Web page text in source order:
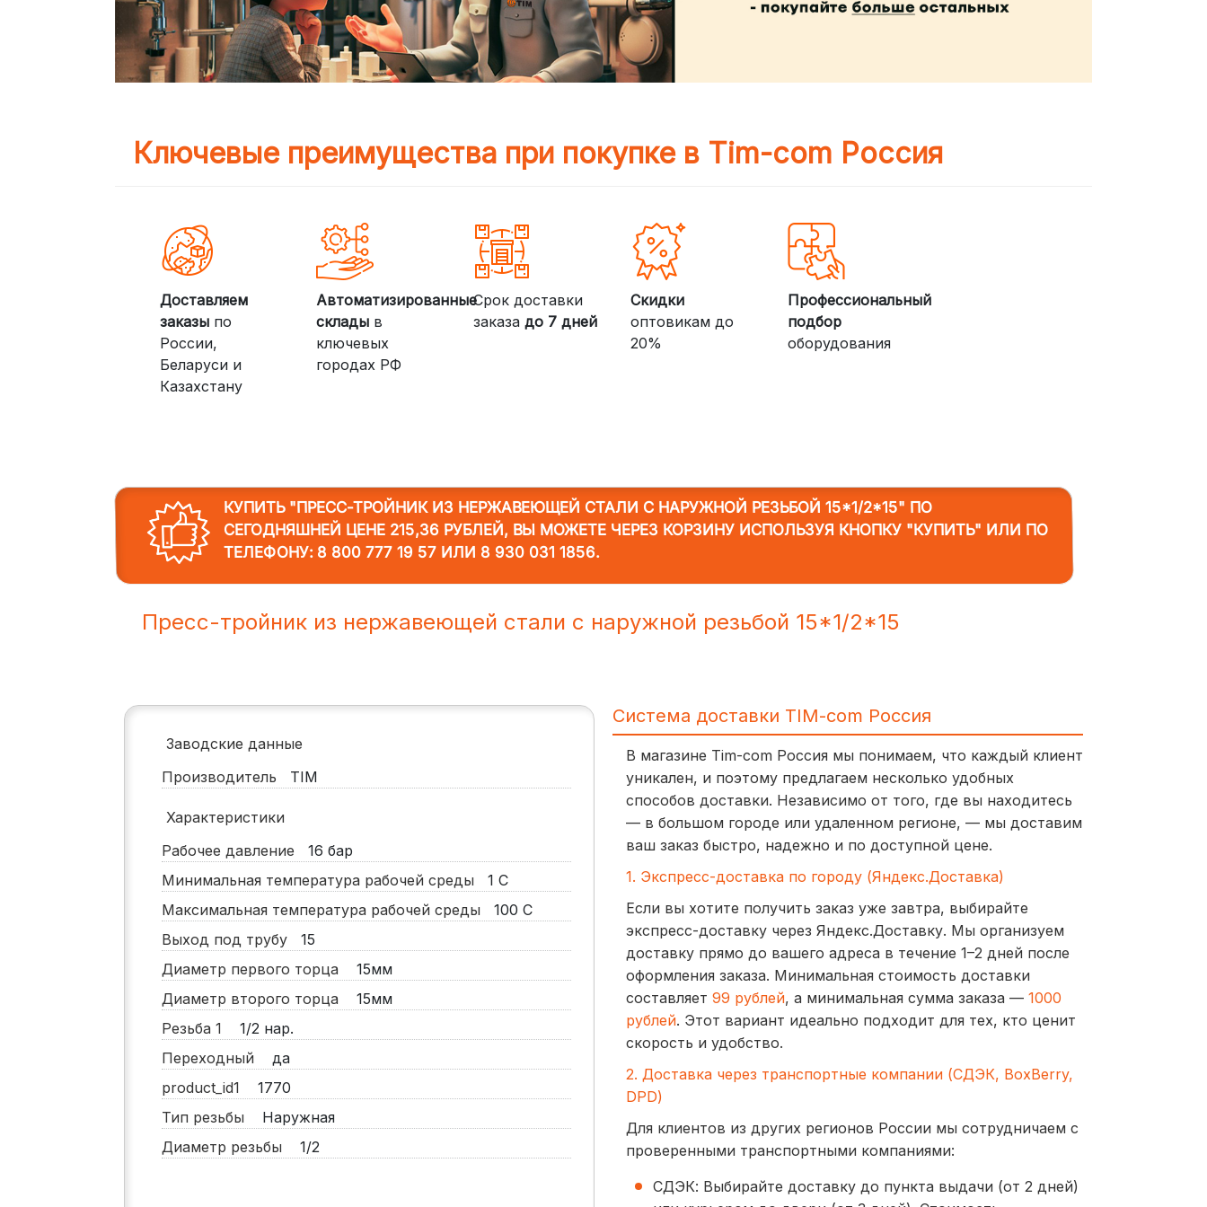
Ключевые преимущества при покупке в Tim-com Россия
Доставляем
заказыпо
России,
Беларуси и
Казахстану
Автоматизированные
склады в
ключевых
городах РФ
Срок доставки
заказадо 7 дней
Скидки
оптовикам до
20%
Профессиональный
подбор
оборудования
КУПИТЬ "ПРЕСС-ТРОЙНИК ИЗ НЕРЖАВЕЮЩЕЙ СТАЛИ С НАРУЖНОЙ РЕЗЬБОЙ 15*1/2*15"ПО
СЕГОДНЯШНЕЙ ЦЕНЕ 215,36 РУБЛЕЙ, ВЫ МОЖЕТЕ ЧЕРЕЗ КОРЗИНУ ИСПОЛЬЗУЯ КНОПКУ "КУПИТЬ" ИЛИ ПО
ТЕЛЕФОНУ: 8 800 777 19 57ИЛИ 8 930 031 1856.
Пресс-тройник из нержавеющей стали с наружной резьбой 15*1/2*15
Заводские данные
Производитель
TIM
Характеристики
Рабочее давление
16 бар
Минимальная температура рабочей среды
1 С
Максимальная температура рабочей среды
100 С
Выход под трубу
15
Диаметр первого торца
15мм
Диаметр второго торца
15мм
Резьба 1
1/2 нар.
Переходный
да
product_id1
1770
Тип резьбы
Наружная
Диаметр резьбы
1/2
Система доставки TIM-com Россия
В магазине Tim-com Россия мы понимаем, что каждый клиент
уникален, и поэтому предлагаем несколько удобных
способов доставки. Независимо от того, где вы находитесь
— в большом городе или удаленном регионе, — мы доставим
ваш заказ быстро, надежно и по доступной цене.
1. Экспресс-доставка по городу (Яндекс.Доставка)
Если вы хотите получить заказ уже завтра, выбирайте
экспресс-доставку через Яндекс.Доставку. Мы организуем
доставку прямо до вашего адреса в течение 1–2 дней после
оформления заказа. Минимальная стоимость доставки
составляет 99 рублей, а минимальная сумма заказа — 1000
рублей. Этот вариант идеально подходит для тех, кто ценит
скорость и удобство.
2. Доставка через транспортные компании (СДЭК, BoxBerry,
DPD)
Для клиентов из других регионов России мы сотрудничаем с
проверенными транспортными компаниями:
СДЭК: Выбирайте доставку до пункта выдачи (от 2 дней)